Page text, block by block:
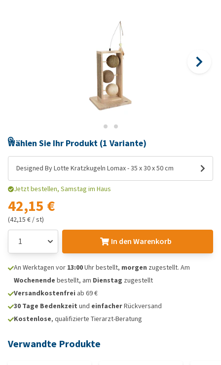
Wählen Sie Ihr Produkt (1 Variante)
Designed By Lotte Kratzkugeln Lomax - 35 x 30 x 50 cm
Jetzt bestellen, Samstag im Haus
42,15 €
(42,15 € / st)
In den Warenkorb
An Werktagen vor 13:00Uhr bestellt, morgen zugestellt. Am
Wochenende bestellt, am Dienstag zugestellt
Versandkostenfrei ab 69 €
30 Tage Bedenkzeit und einfacherRückversand
Kostenlose, qualifizierte Tierarzt-Beratung
Verwandte Produkte